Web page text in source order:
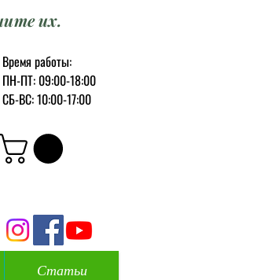
их.
Время работы:
ПН-ПТ: 09:00-18:00
СБ-ВС: 10:00-17:00
Статьи